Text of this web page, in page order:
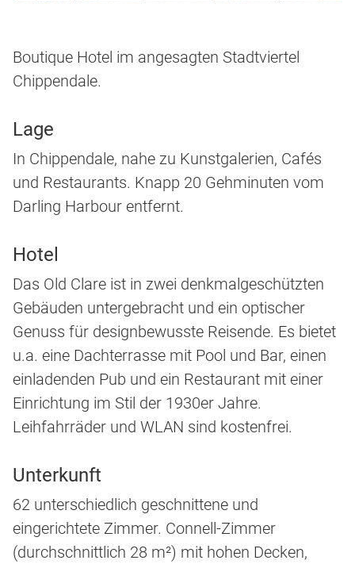
Boutique Hotel im angesagten Stadtviertel
Chippendale.
Lage
In Chippendale, nahe zu Kunstgalerien, Cafés
und Restaurants. Knapp 20 Gehminuten vom
Darling Harbour entfernt.
Hotel
Das Old Clare ist in zwei denkmalgeschützten
Gebäuden untergebracht und ein optischer
Genuss für designbewusste Reisende. Es bietet
u.a. eine Dachterrasse mit Pool und Bar, einen
einladenden Pub und ein Restaurant mit einer
Einrichtung im Stil der 1930er Jahre.
Leihfahrräder und WLAN sind kostenfrei.
Unterkunft
62 unterschiedlich geschnittene und
eingerichtete Zimmer. Connell-Zimmer
(durchschnittlich 28 m²) mit hohen Decken,